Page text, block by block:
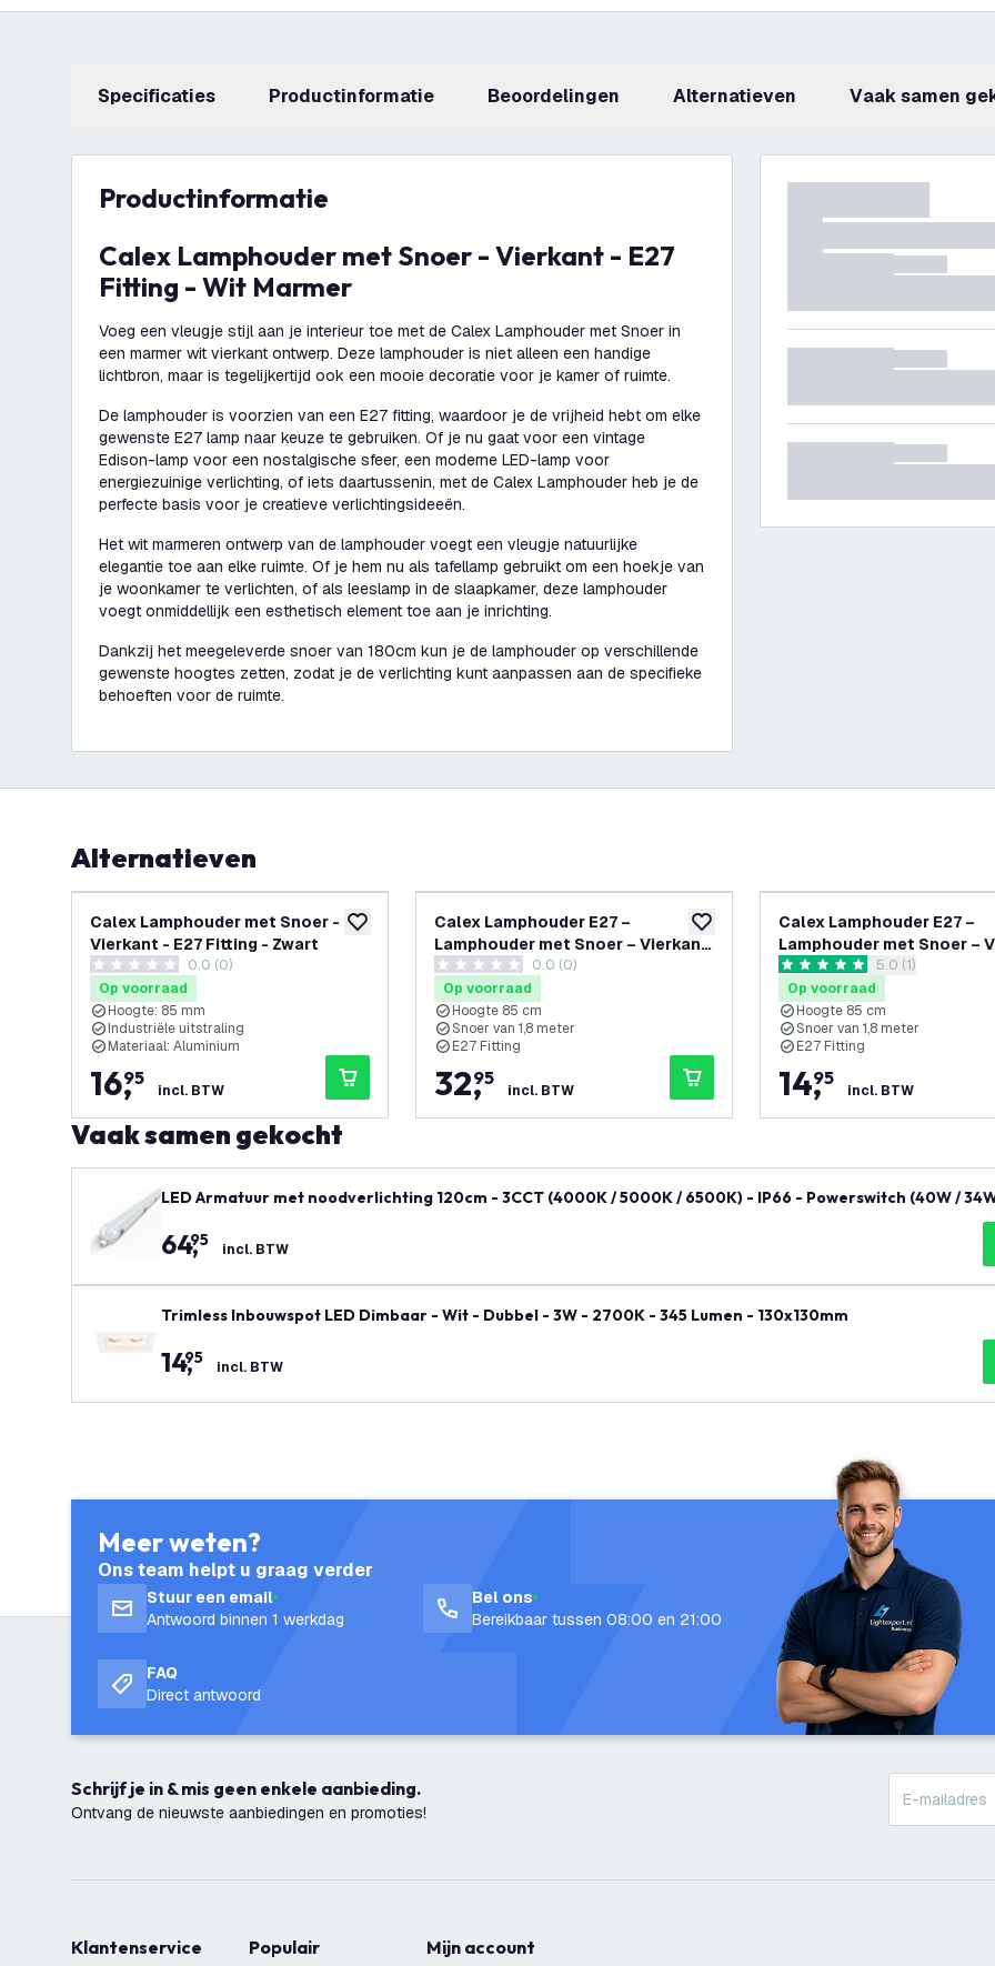
Specificaties productinformatie beoordelingen Alternatieven Vaak samen
productinformatie
Calex Lamphouder met Snoer - Vierkant - E27
Fitting - Wit Marmer
Voeg een vleugje stijl aan je interieur toe met de Calex Lamphouder met Snoer in
een marmer wit vierkant ontwerp. Deze lamphouder is niet alleen een handige
lichtbron, maar is tegelijkertijd ook een mooie decoratie voor je kamer of ruimte.
De lamphouder is voorzien van een E27 fitting, waardoor je de vrijheid hebt om elke
gewenste E27 lamp naar keuze te gebruiken. Of je nu gaat voor een vintage
Edison-lamp voor een nostalgische sfeer, een moderne LED-lamp voor
energiezuinige verlichting, of iets daartussenin, met de Calex Lamphouder heb je de
perfecte basis voor je creatieve verlichtingsideeën.
Het wit marmeren ontwerp van de lamphouder voegt een vleugje natuurlijke
elegantie toe aan elke ruimte. Of je hem nu als tafellamp gebruikt om een hoekje van
je woonkamer te verlichten, of als leeslamp in de slaapkamer, deze lamphouder
voegt onmiddellijk een esthetisch element toe aan je inrichting.
Dankzij het meegeleverde snoer van 180cm kun je de lamphouder op verschillende
gewenste hoogtes zetten, zodat je de verlichting kunt aanpassen aan de specifieke
behoeften voor de ruimte.
Alternatieven
toevoegen aan verlanglijst
Calex Lamphouder met Snoer -
Vierkant - E27 Fitting - Zwart
0 score sterren0.0 (0)
Op voorraad
Hoogte: 85 mm
Industriële uitstraling
Materiaal: Aluminium
16,
95
incl. BTW
toevoegen aan verlanglijst
Calex Lamphouder E27 –
Lamphouder met Snoer – Vierkant
- Zwart Marmer
0 score sterren0.0 (0)
Op voorraad
Hoogte 85 cm
Snoer van 1,8 meter
E27 Fitting
32,
95
incl. BTW
Calex Lamphouder E27 –
Lamphouder met Snoer –
- Goud
reviews drawer
5 score sterren5.0 (1)
Op voorraad
Hoogte 85 cm
Snoer van 1,8 meter
E27 Fitting
14,
95
incl. BTW
Vaak samen gekocht
LED Armatuur met noodverlichting 120cm - 3CCT (4000K / 5000K / 6500K) - IP66 - Powerswitch (40W /
64,
95 incl. BTW
Trimless Inbouwspot LED Dimbaar - Wit - Dubbel - 3W - 2700K - 345 Lumen - 130x130mm
14,
95 incl. BTW
Meer weten?
Ons team helpt u graag verder
Stuur een email
Antwoord binnen 1 werkdag
Bel ons
Bereikbaar tussen 08:00 en 21:00
FAQ
Direct antwoord
Schrijf je in & mis geen enkele aanbieding.
Ontvang de nieuwste aanbiedingen en promoties!
Klantenservice Populair Mijn account